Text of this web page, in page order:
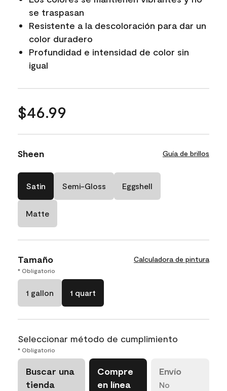
se traspasan
Resistente a la descoloración para dar un
color duradero
Profundidad e intensidad de color sin
igual
$46.99
Sheen Guía de brillos
Satin Semi-Gloss Eggshell
Matte
Tamaño Calculadora de pintura
* Obligatorio
1 gallon 1 quart
Seleccionar método de cumplimiento
* Obligatorio
Buscar una
tienda
Compre
en línea
Envío
No